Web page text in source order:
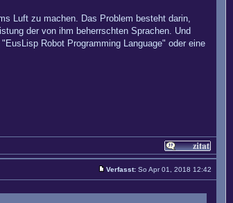
Luft zu machen. Das Problem besteht darin,
der von ihm beherrschten Sprachen. Und
Robot Programming Language" oder eine
Verfasst: So Apr 01, 2018 12:42